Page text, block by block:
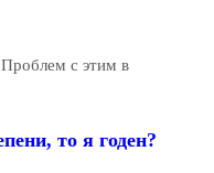
с этим в
то я годен?